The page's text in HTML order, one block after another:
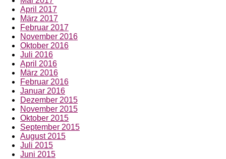
April 2017
März 2017
Februar 2017
November 2016
Oktober 2016
Juli 2016
April 2016
März 2016
Februar 2016
Januar 2016
Dezember 2015
November 2015
Oktober 2015
September 2015
August 2015
Juli 2015
Juni 2015